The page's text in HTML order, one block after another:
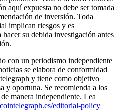
aquí expuesta no debe ser tomada
de inversión. Toda
implican riesgos y es
hacer su debida investigación antes
con un periodismo independiente
se elabora de conformidad
y tiene como objetivo
y oportuna. Se recomienda a los
manera independiente. Lea
editorial-policy